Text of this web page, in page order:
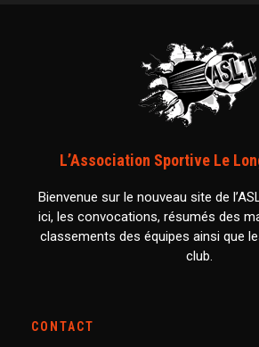
L’Association Sportive Le
Bienvenue sur le nouveau site de
ici, les convocations, résumés des
classements des équipes ainsi que
club.
CONTACT